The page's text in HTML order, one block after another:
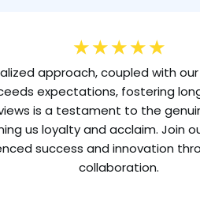
★ ★ ★ ★ ★
approach, coupled with
expectations, fostering
is a testament to the
us loyalty and acclaim. Join
success and innovation
collaboration.